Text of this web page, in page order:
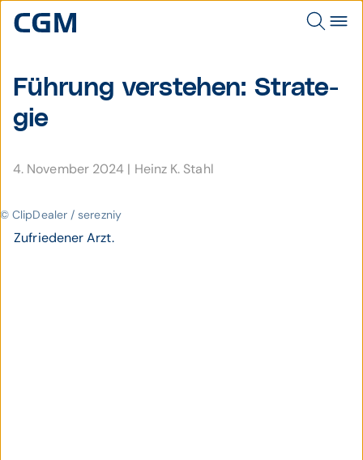
Führung ver­stehen: Strate­
gie
4. November 2024 | Heinz K. Stahl
© ClipDealer / serezniy
Zufriedener Arzt.